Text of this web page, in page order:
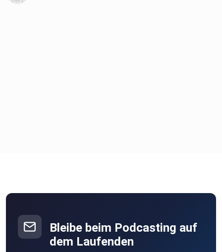
Bleibe beim Podcasting auf
dem Laufenden